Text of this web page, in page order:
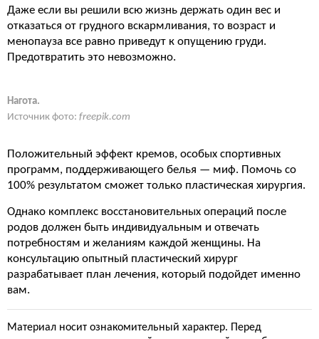
Даже если вы решили всю жизнь держать один вес и
отказаться от грудного вскармливания, то возраст и
менопауза все равно приведут к опущению груди.
Предотвратить это невозможно.
Нагота.
Источник фото: freepik.com
Положительный эффект кремов, особых спортивных
программ, поддерживающего белья — миф. Помочь со
100% результатом сможет только пластическая хирургия.
Однако комплекс восстановительных операций после
родов должен быть индивидуальным и отвечать
потребностям и желаниям каждой женщины. На
консультацию опытный пластический хирург
разрабатывает план лечения, который подойдет именно
вам.
Материал носит ознакомительный характер. Перед